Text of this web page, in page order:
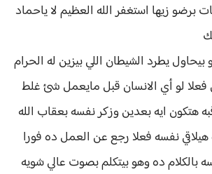
برضو زيها استغفر الله العظيم لا ياحماد
يطرد الشيطان اللي بيزين له الحرام
فعلا لو أي الانسان قبل مايعمل شئ غلط
هتكون ايه بعدين وزكر نفسه بعقاب الله
هيلاقي نفسه فعلا رجع عن العمل ده فورا
بالكلام ده وهو بيتكلم بصوت عالي شويه